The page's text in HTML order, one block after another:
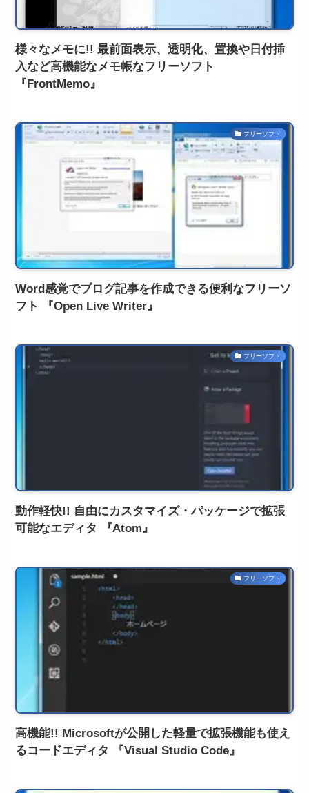
様々なメモに!! 最前面表示、透明化、置換や日付挿
入など高機能なメモ帳なフリーソフト
『FrontMemo』
フリーソフト
Word感覚でブログ記事を作成できる便利なフリーソ
フト 『Open Live Writer』
フリーソフト
動作軽快!! 自由にカスタマイズ・パッケージで拡張
可能なエディタ 『Atom』
フリーソフト
高機能!! Microsoftが公開した軽量で拡張機能も使え
るコードエディタ 『Visual Studio Code』